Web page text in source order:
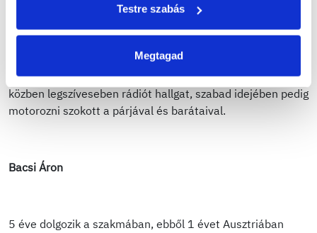
Testre szabás
Megtagad
mindig lehet újat alkotni, ami majd sok éven keresztül
megmarad” – mondta el a munkájáról. A versennyel
hatalmas eredmény, hogy ide eljuthatok, de szeretném
kihozni a lehető legjobbat magamból.” Norbi munka
közben legszíveseben rádiót hallgat, szabad idejében pedig
motorozni szokott a párjával és barátaival.
Bacsi Áron
5 éve dolgozik a szakmában, ebből 1 évet Ausztriában